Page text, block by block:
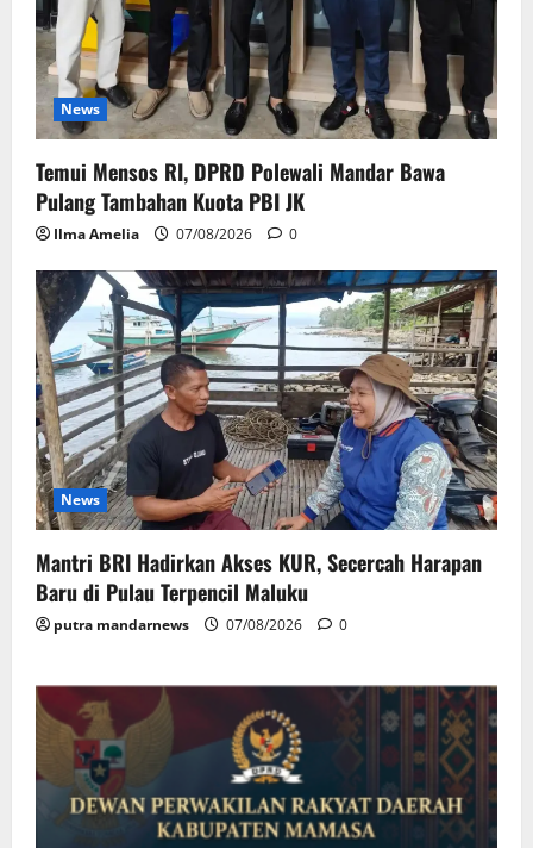
News
Temui Mensos RI, DPRD Polewali Mandar Bawa
Pulang Tambahan Kuota PBI JK
Ilma Amelia 07/08/2026 0
News
Mantri BRI Hadirkan Akses KUR, Secercah Harapan
Baru di Pulau Terpencil Maluku
putra mandarnews 07/08/2026 0